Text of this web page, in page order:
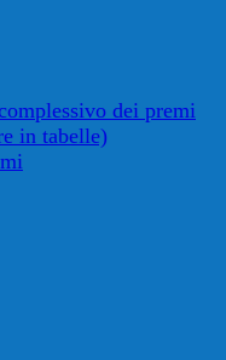
dei premi
in tabelle)